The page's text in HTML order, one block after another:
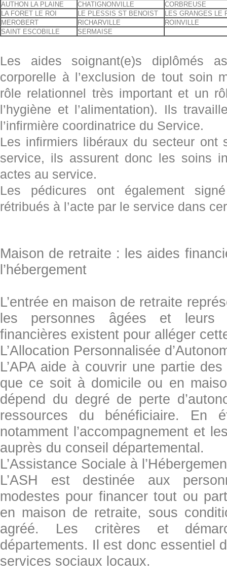
AUTHON LA PLAINE CHATIGNONVILLE
CORBREUSE
LA FORET LE ROI
LE PLESSIS ST BENOIST
LES GRANGES LE
MEROBERT
RICHARVILLE
ROINVILLE
SAINT ESCOBILLE
SERMAISE
Les aides soignant(e)s diplômés
corporelle à l’exclusion de tout soin
rôle relationnel très important et un
l’hygiène et l’alimentation). Ils
l’infirmière coordinatrice du Service.
Les infirmiers libéraux du secteur ont
service, ils assurent donc les soins
actes au service.
Les pédicures ont également
rétribués à l’acte par le service dans
Maison de retraite : les aides
l’hébergement
L’entrée en maison de retraite
les personnes âgées et leurs
financières existent pour alléger
L’Allocation Personnalisée
L’APA aide à couvrir une partie
que ce soit à domicile ou en
dépend du degré de perte
ressources du bénéficiaire. En
notamment l’accompagnement et
auprès du conseil départemental.
L’Assistance Sociale à
L’ASH est destinée aux
modestes pour financer tout ou
en maison de retraite, sous
agréé. Les critères et
départements. Il est donc essentiel
services sociaux locaux.